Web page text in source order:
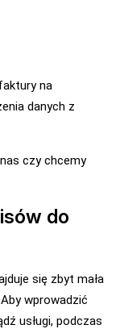
na
danych z
czy chcemy
do
się zbyt mała
wprowadzić
usługi, podczas